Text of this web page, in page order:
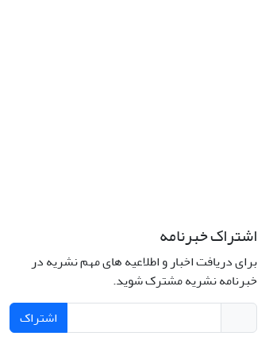
اشتراک خبرنامه
برای دریافت اخبار و اطلاعیه های مهم نشریه در
خبرنامه نشریه مشترک شوید.
اشتراک